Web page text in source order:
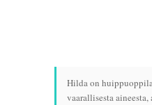
Hilda on
vaarallisesta